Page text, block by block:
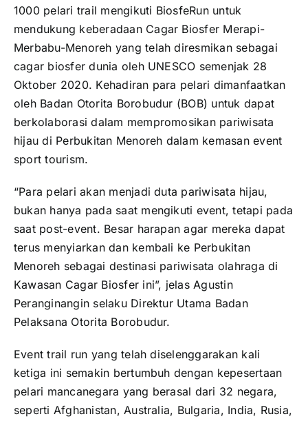
1000 pelari trail mengikuti BiosfeRun untuk
mendukung keberadaan Cagar Biosfer Merapi-
Merbabu-Menoreh yang telah diresmikan sebagai
cagar biosfer dunia oleh UNESCO semenjak 28
Oktober 2020. Kehadiran para pelari dimanfaatkan
oleh Badan Otorita Borobudur (BOB) untuk dapat
berkolaborasi dalam mempromosikan pariwisata
hijau di Perbukitan Menoreh dalam kemasan event
sport tourism.
“Para pelari akan menjadi duta pariwisata hijau,
bukan hanya pada saat mengikuti event, tetapi pada
saat post-event. Besar harapan agar mereka dapat
terus menyiarkan dan kembali ke Perbukitan
Menoreh sebagai destinasi pariwisata olahraga di
Kawasan Cagar Biosfer ini”, jelas Agustin
Peranginangin selaku Direktur Utama Badan
Pelaksana Otorita Borobudur.
Event trail run yang telah diselenggarakan kali
ketiga ini semakin bertumbuh dengan kepesertaan
pelari mancanegara yang berasal dari 32 negara,
seperti Afghanistan, Australia, Bulgaria, India, Rusia,